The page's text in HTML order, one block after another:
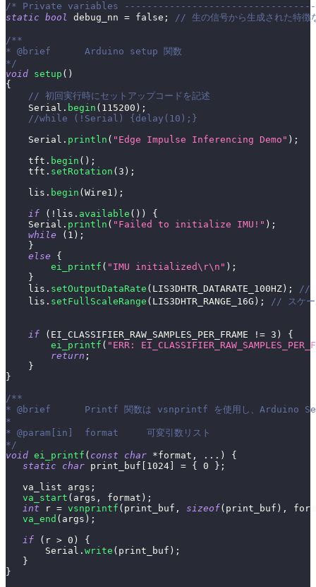
/* Private variables
static bool debug_nn = false ; // 生の信号から生成された特
/**
* @brief      Arduino setup 関数
*/
void setup ( )
{
// 初回実行時にセットアップコードを記述
    Serial
. begin ( 115200 ) ;
//while (!Serial) {delay(10);}
    Serial
. println ( "Edge Impulse Inferencing Demo" ) ;
    tft
. begin ( ) ;
    tft
. setRotation ( 3 ) ;
    lis
. begin ( Wire1 ) ;
if
( ! lis . available ( ) )
{
    Serial
. println ( "Failed to initialize IMU!" ) ;
while
( 1 ) ;
}
else
{
ei_printf ( "IMU initialized\r\n" ) ;
}
    lis
. setOutputDataRate ( LIS3DHTR_DATARATE_100HZ ) ;
//
    lis
. setFullScaleRange ( LIS3DHTR_RANGE_16G ) ; // スケー
if ( EI_CLASSIFIER_RAW_SAMPLES_PER_FRAME != 3 )
{
ei_printf ( "ERR:
return ;
}
}
/**
* @brief      Printf 関数は vsnprintf を使用し、Arduino
*
* @param[in]  format     可変引数リスト
*/
void ei_printf ( const char *format , . . . )
{
static
char print_buf 1024 = { 0 } ;
   va_list args
;
va_start ( args , format ) ;
int r = vsnprintf ( print_buf , sizeof( print_buf ) ,
va_end ( args ) ;
if
( r > 0 )
{
       Serial
. write ( print_buf ) ;
}
}